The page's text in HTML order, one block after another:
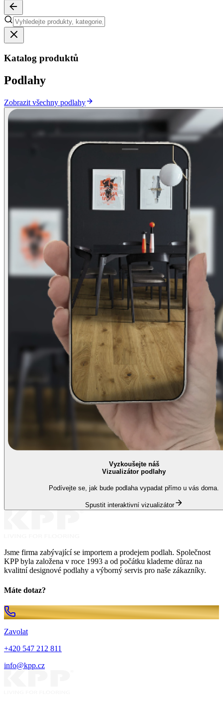
Katalog produktů
Podlahy
Zobrazit všechny podlahy
Vyzkoušejte náš
Vizualizátor podlahy
Podívejte se, jak bude podlaha vypadat přímo u vás doma.
Spustit interaktivní vizualizátor
Jsme firma zabývající se importem a prodejem podlah. Společnost
KPP byla založena v roce 1993 a od počátku klademe důraz na
kvalitní designové podlahy a výborný servis pro naše zákazníky.
Máte dotaz?
Zavolat
+420 547 212 811
info@kpp.cz